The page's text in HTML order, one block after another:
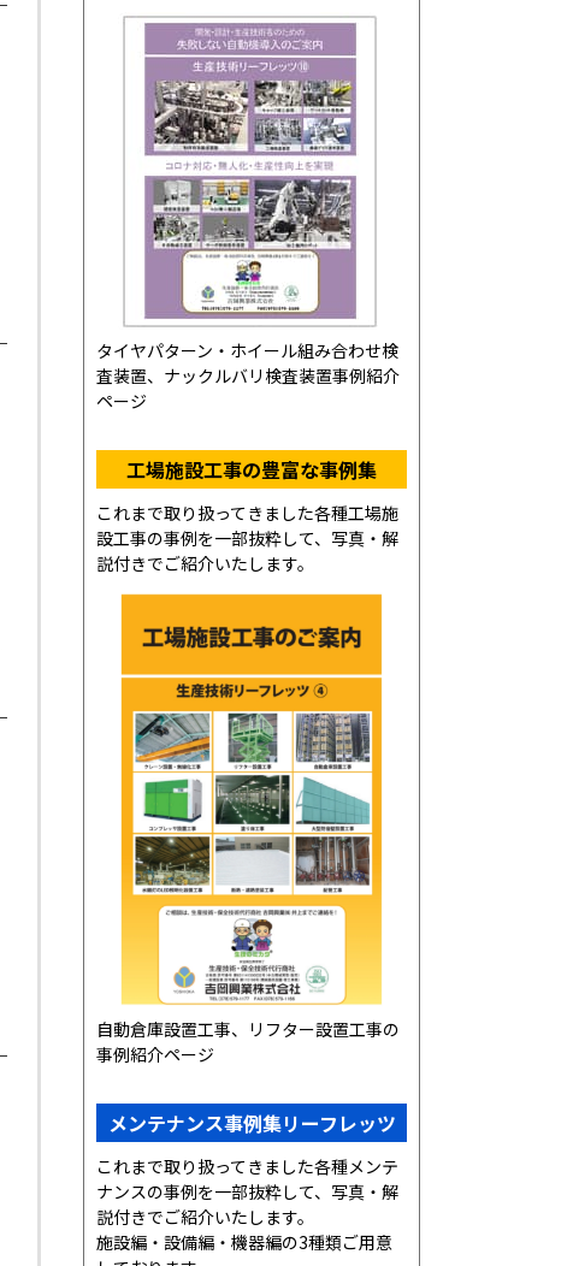
タイヤパターン・ホイール組み合わせ検
査装置、ナックルバリ検査装置事例紹介
ページ
工場施設工事の豊富な事例集
これまで取り扱ってきました各種工場施
設工事の事例を一部抜粋して、写真・解
説付きでご紹介いたします。
自動倉庫設置工事、リフター設置工事の
事例紹介ページ
メンテナンス事例集リーフレッツ
これまで取り扱ってきました各種メンテ
ナンスの事例を一部抜粋して、写真・解
説付きでご紹介いたします。
施設編・設備編・機器編の3種類ご用意